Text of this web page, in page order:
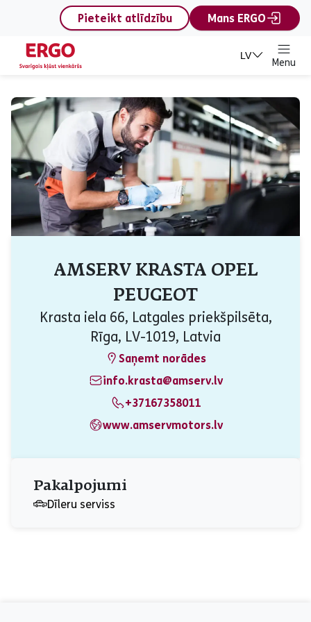
content
Pieteikt atlīdzību
Mans ERGO
LV
Menu
AMSERV KRASTA OPEL
PEUGEOT
Krasta iela 66, Latgales priekšpilsēta,
Rīga, LV-1019, Latvia
Saņemt norādes
info.krasta@amserv.lv
+37167358011
www.amservmotors.lv
Pakalpojumi
Dīleru serviss